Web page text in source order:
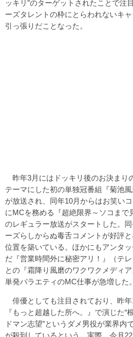
ッキリ”のターゲットされたことで注
ーズタレントの枠にとらわれないキ
引っ張りだことなった。
昨年3月にはドッキリ後のお決まり
テーマにした初の単独冠番組『菊池風
が放送され、同年10月からはお笑い
にMCを務める『超絶限界～ソコまで
のレギュラー放送がスタートした。
ーズらしからぬ毒舌コメントが好評
位置を築いている。ほかにもアンタ
だ『営業時間外に秘密アリ！』（テ
との『霜降り風磨のワクワクメディ
単発バラエティのMC仕事が急増した。
俳優としても注目されており、昨
『もっと超越した所へ。』で演じた“
ドマン志望”というダメ男役が業界内
が殺到しているという。実際、今月